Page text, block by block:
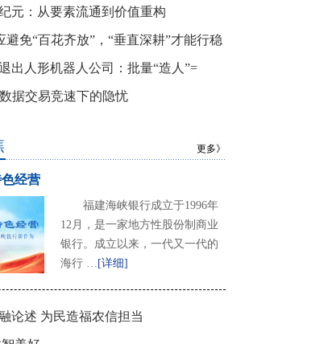
元：从要素流通到价值重构
避免“百花齐放”，“垂直深耕”才能行稳
出人形机器人公司：批量“造人”=
据交易竞速下的隐忧
更多》
经营
福建海峡银行成立于1996年
12月，是一家地方性股份制商业
银行。成立以来，一代又一代的
海行 … [详细]
论述 为民造福农信担当